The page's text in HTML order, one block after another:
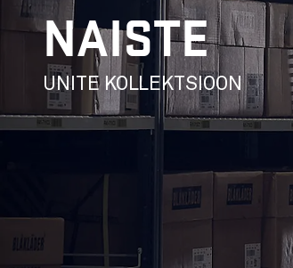
NAISTE
UNITE KOLLEKTSIOON